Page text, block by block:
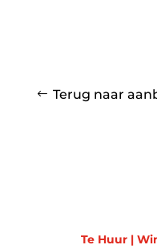
Terug naar
Te Huur |